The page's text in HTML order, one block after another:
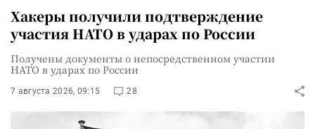
Хакеры получили подтверждение
участия НАТО в ударах по России
Получены документы о непосредственном участии
НАТО в ударах по России
7 августа 2026, 09:15 28